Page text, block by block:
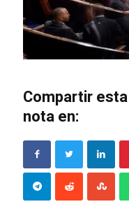
Compartir esta
nota en: